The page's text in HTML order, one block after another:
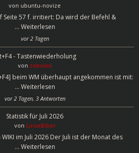
von ubuntu-novize
Seite 57 f. irritiert: Da wird der Befehl &
… Weiterlesen
vor 2 Tagen
- Tastenwiederholung
von zebolon
beim WM überhaupt angekommen ist mit:
… Weiterlesen
vor 2 Tagen, 3 Antworten
Statistik für Juli 2026
von LinuxBiber
im Juli 2026 Der Juli ist der Monat des
… Weiterlesen